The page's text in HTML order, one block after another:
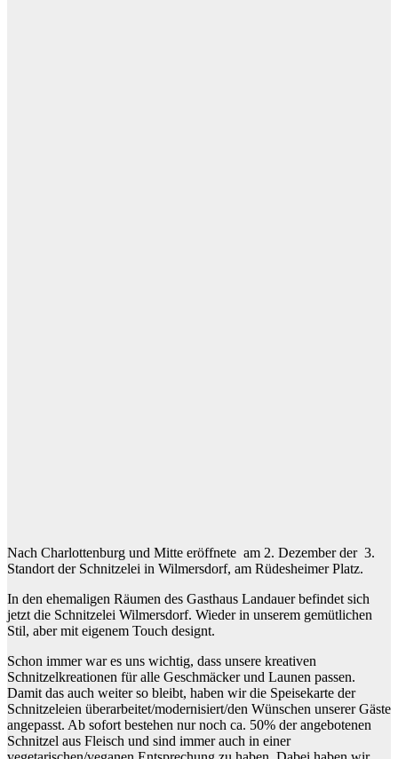
Nach Charlottenburg und Mitte eröffnete am 2. Dezember der 3.
Standort der Schnitzelei in Wilmersdorf, am Rüdesheimer Platz.
In den ehemaligen Räumen des Gasthaus Landauer befindet sich
jetzt die Schnitzelei Wilmersdorf. Wieder in unserem gemütlichen
Stil, aber mit eigenem Touch designt.
Schon immer war es uns wichtig, dass unsere kreativen
Schnitzelkreationen für alle Geschmäcker und Launen passen.
Damit das auch weiter so bleibt, haben wir die Speisekarte der
Schnitzeleien überarbeitet/modernisiert/den Wünschen unserer Gäste
angepasst. Ab sofort bestehen nur noch ca. 50% der angebotenen
Schnitzel aus Fleisch und sind immer auch in einer